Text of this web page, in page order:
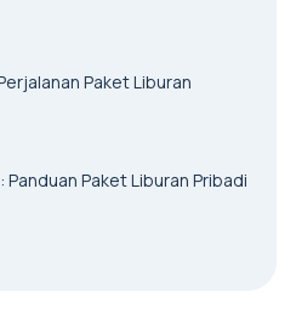
Paket Liburan
Panduan Paket Liburan Pribadi